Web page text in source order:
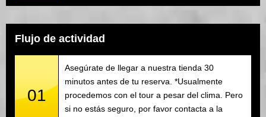
Flujo de actividad
01
Asegúrate de llegar a nuestra tienda 30
minutos antes de tu reserva. *Usualmente
procedemos con el tour a pesar del clima. Pero
si no estás seguro, por favor contacta a la